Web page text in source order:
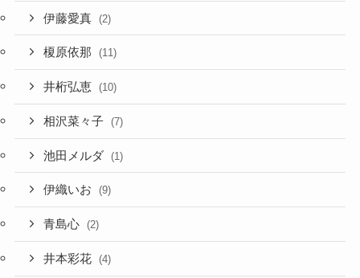
伊藤愛真 (2)
榎原依那 (11)
井桁弘恵 (10)
相沢菜々子 (7)
池田メルダ (1)
伊織いお (9)
青島心 (2)
井本彩花 (4)